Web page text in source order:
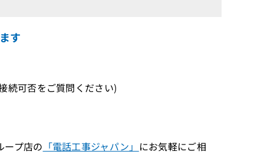
す
可否をご質問ください)
ープ店の 「電話工事ジャパン」 にお気軽にご相